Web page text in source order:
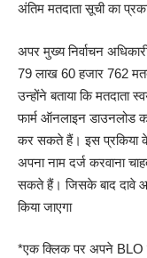
अंतिम मतदाता सूची का
अपर मुख्य निर्वाचन
79 लाख 60 हजार 762
उन्होंने बताया कि मतदाता
फार्म ऑनलाइन डाउनलोड
कर सकते हैं। इस प्रकिया के
अपना नाम दर्ज करवाना
सकते हैं। जिसके बाद दावे
किया जाएगा
*एक क्लिक पर अपने